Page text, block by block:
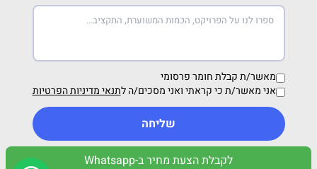
לקבלת הצעת מחיר ב-Whatsapp
מאשר/ת קבלת חומר פרסומי
אני מאשר/ת כי קראתי ואני מסכים/ה לתנאי מדיניות הפרטיות
שליחה